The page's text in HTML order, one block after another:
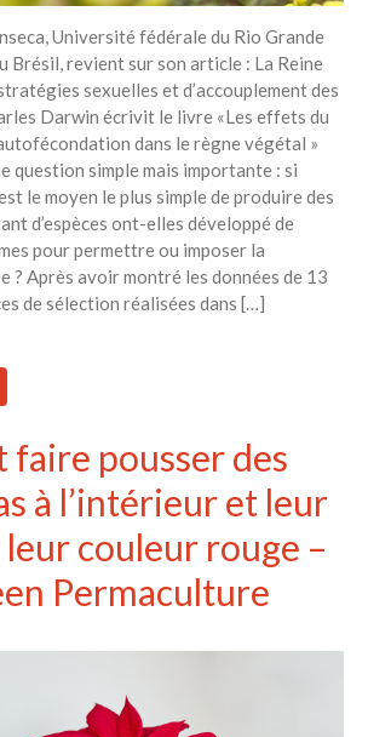
Université fédérale du Rio Grande
Brésil, revient sur son article : La Reine
sexuelles et d’accouplement des
Darwin écrivit le livre «Les effets du
dans le règne végétal »
question simple mais importante : si
le moyen le plus simple de produire des
d’espèces ont-elles développé de
pour permettre ou imposer la
? Après avoir montré les données de 13
de sélection réalisées dans […]
faire pousser des
à l’intérieur et leur
couleur rouge –
Permaculture